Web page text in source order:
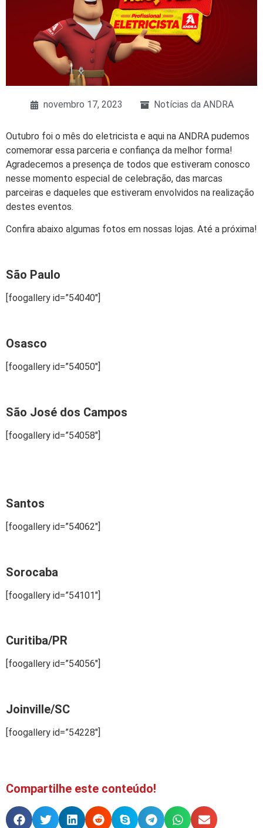
novembro 17, 2023 Notícias da ANDRA
Outubro foi o mês do eletricista e aqui na ANDRA pudemos
comemorar essa parceria e confiança da melhor forma!
Agradecemos a presença de todos que estiveram conosco
nesse momento especial de celebração, das marcas
parceiras e daqueles que estiveram envolvidos na realização
destes eventos.
Confira abaixo algumas fotos em nossas lojas. Até a próxima!
São Paulo
[foogallery id=”54040″]
Osasco
[foogallery id=”54050″]
São José dos Campos
[foogallery id=”54058″]
Santos
[foogallery id=”54062″]
Sorocaba
[foogallery id=”54101″]
Curitiba/PR
[foogallery id=”54056″]
Joinville/SC
[foogallery id=”54228″]
Compartilhe este conteúdo!